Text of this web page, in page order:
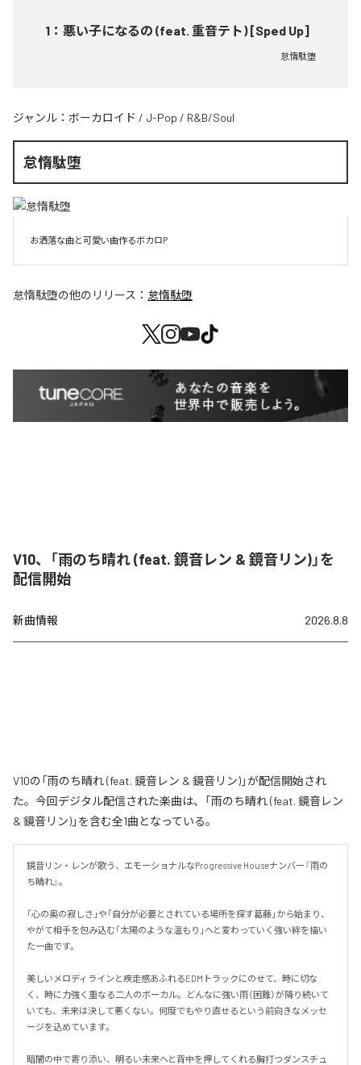
1 ： 悪い子になるの (feat. 重音テト) [Sped Up]
怠惰駄堕
ジャンル： ボーカロイド / J-Pop / R&B/Soul
怠惰駄堕
お洒落な曲と可愛い曲作るボカロP
怠惰駄堕の他のリリース： 怠惰駄堕
V10、「雨のち晴れ (feat. 鏡音レン & 鏡音リン)」を
配信開始
新曲情報 2026.8.8
V10の「雨のち晴れ (feat. 鏡音レン & 鏡音リン)」が配信開始され
た。今回デジタル配信された楽曲は、「雨のち晴れ (feat. 鏡音レン
& 鏡音リン)」を含む全1曲となっている。
鏡音リン・レンが歌う、エモーショナルなProgressive Houseナンバー『雨の
ち晴れ』。
「心の奥の寂しさ」や「自分が必要とされている場所を探す葛藤」から始まり、
やがて相手を包み込む「太陽のような温もり」へと変わっていく強い絆を描い
た一曲です。
美しいメロディラインと疾走感あふれるEDMトラックにのせて、時に切な
く、時に力強く重なる二人のボーカル。どんなに強い雨（困難）が降り続いて
いても、未来は決して悪くない。何度でもやり直せるという前向きなメッセ
ージを込めています。
暗闇の中で寄り添い、明るい未来へと背中を押してくれる胸打つダンスチュ